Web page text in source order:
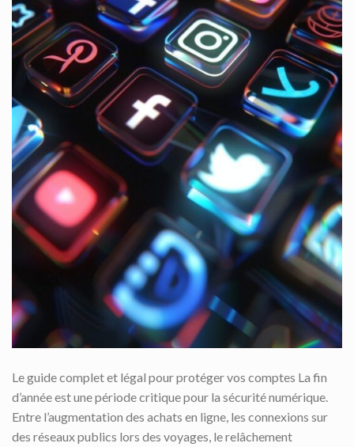
Le guide complet et légal pour protéger vos comptes La fin
d’année est une période critique pour la sécurité numérique.
Entre l’augmentation des achats en ligne, les connexions sur
des réseaux publics lors des voyages, le relâchement